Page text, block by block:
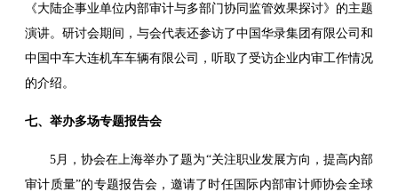
《大陆企事业单位内部审计与多部门协同监管效果探讨》的主题
演讲。研讨会期间，与会代表还参访了中国华录集团有限公司和
中国中车大连机车车辆有限公司，听取了受访企业内审工作情况
的介绍。
七、举办多场专题报告会
5月，协会在上海举办了题为“关注职业发展方向，提高内部
审计质量”的专题报告会，邀请了时任国际内部审计师协会全球